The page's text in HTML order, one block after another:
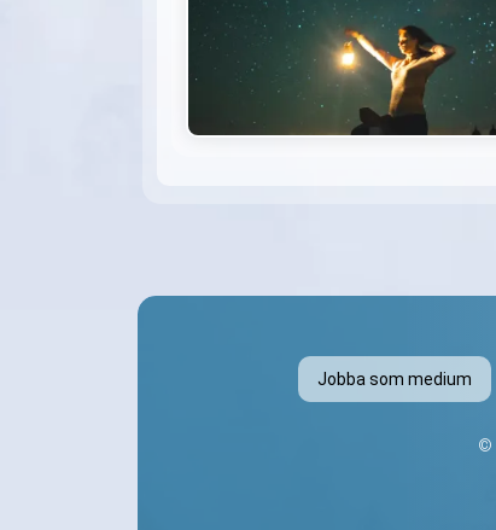
Jobba som medium
©